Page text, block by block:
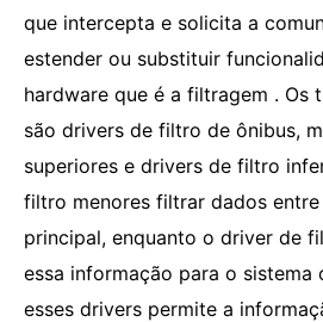
que intercepta e solicita a
estender ou substituir
hardware que é a filtragem . Os
são drivers de filtro de ônibus,
superiores e drivers de filtro
filtro menores filtrar dados
principal, enquanto o driver de
essa informação para o sistema
esses drivers permite a